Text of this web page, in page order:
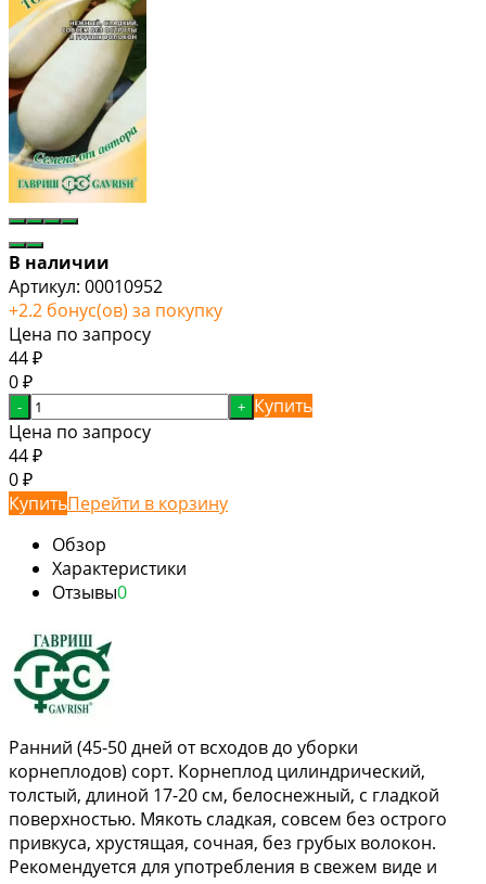
В наличии
Артикул: 00010952
+2.2 бонус(ов) за покупку
Цена по запросу
44 ₽
0 ₽
- + Купить
Цена по запросу
44 ₽
0 ₽
КупитьПерейти в корзину
Обзор
Характеристики
Отзывы0
Ранний (45-50 дней от всходов до уборки
корнеплодов) сорт. Корнеплод цилиндрический,
толстый, длиной 17-20 см, белоснежный, с гладкой
поверхностью. Мякоть сладкая, совсем без острого
привкуса, хрустящая, сочная, без грубых волокон.
Рекомендуется для употребления в свежем виде и